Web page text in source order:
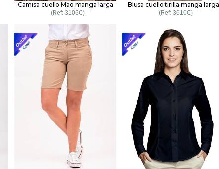
Camisa cuello Mao manga larga
3106C
Blusa cuello tirilla manga larga
3610C